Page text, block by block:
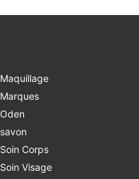
Maquillage
Marques
Oden
savon
Soin Corps
Soin Visage